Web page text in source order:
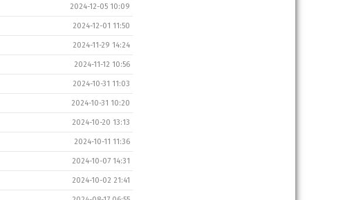
2024-12-05 10:09
2024-12-01 11:50
2024-11-29 14:24
2024-11-12 10:56
2024-10-31 11:03
2024-10-31 10:20
2024-10-20 13:13
2024-10-11 11:36
2024-10-07 14:31
2024-10-02 21:41